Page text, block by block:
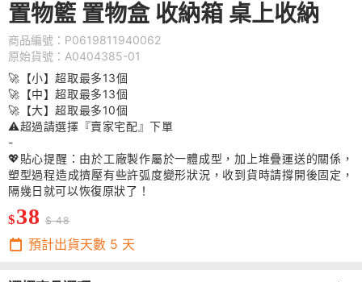
置物籃 置物盒 收納箱 桌上收納
商品編號：P0619811940062
原始貨號：A0404385-01
🚀【小】超取最多13個
🚀【中】超取最多13個
🚀【大】超取最多10個
⚠️超過請選擇『賣家宅配』下單
-
💖貼心提醒：由於工廠製作屬於一體成型，加上堆疊運送的關係，
塑型過程造成擠壓有些許弧度變形狀況，收到貨時請撐開後固定，
隔幾日就可以恢復原狀了！
$38 $ 48
預計出貨天數 5 天